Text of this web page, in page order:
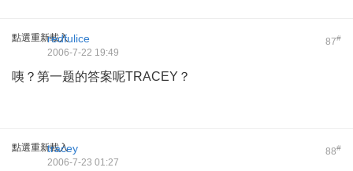
點選重新載入 87#
redfulice
2006-7-22 19:49
咦？第一题的答案呢TRACEY？
點選重新載入 88#
tracey
2006-7-23 01:27